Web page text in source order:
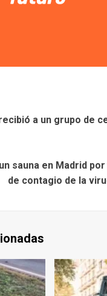
a un grupo de
sauna en Madrid
de contagio de la